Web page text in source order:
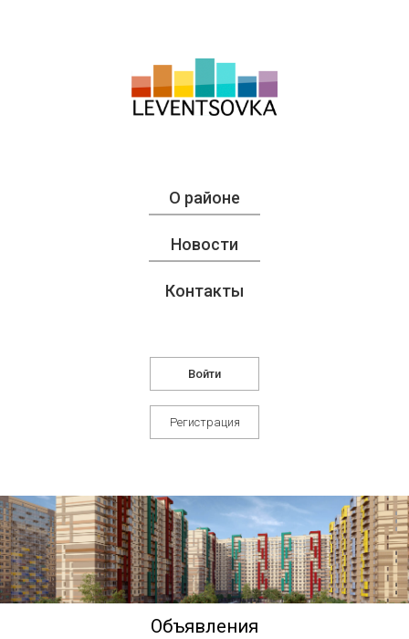
О районе
Новости
Контакты
Войти
Регистрация
Объявления